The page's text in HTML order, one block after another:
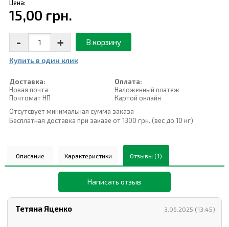
Цена:
15,00 грн.
- + В корзину
Купить в один клик
Доставка:
Новая почта
Почтомат НП
Оплата:
Наложенный платеж
Картой онлайн
Отсутсвует минимальная сумма заказа
Бесплатная доставка при заказе от 1300 грн. (вес до 10 кг)
Описание Характеристики Отзывы (1)
Написать отзыв
Тетяна Яценко 3.06.2025 (13:45)